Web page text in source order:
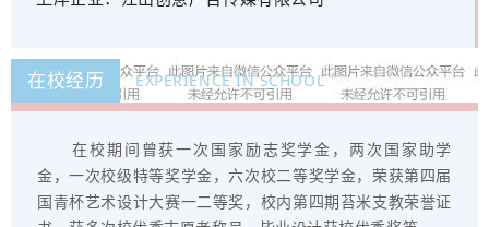
在校经历 EXPERIENCE IN SCHOOL
在校期间曾获一次国家励志奖学金，两次国家助学
金，一次校级特等奖学金，六次校二等奖学金，荣获第四届
国青杯艺术设计大赛一二等奖，校内第四期苔米支教荣誉证